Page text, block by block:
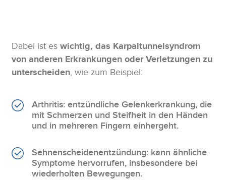
Dabei ist es wichtig, das Karpaltunnelsyndrom
von anderen Erkrankungen oder Verletzungen zu
unterscheiden, wie zum Beispiel:
Arthritis: entzündliche Gelenkerkrankung, die
mit Schmerzen und Steifheit in den Händen
und in mehreren Fingern einhergeht.
Sehnenscheidenentzündung: kann ähnliche
Symptome hervorrufen, insbesondere bei
wiederholten Bewegungen.